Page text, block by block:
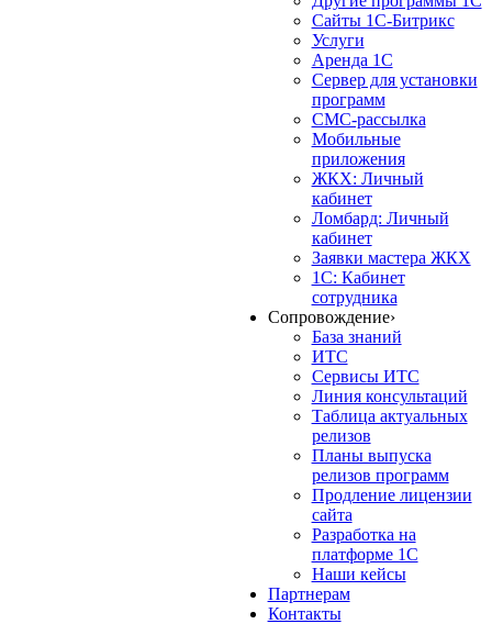
Сайты 1С-Битрикс
Услуги
Аренда 1С
Сервер для установки
программ
СМС-рассылка
Мобильные
приложения
ЖКХ: Личный
кабинет
Ломбард: Личный
кабинет
Заявки мастера ЖКХ
1С: Кабинет
сотрудника
Сопровождение›
База знаний
ИТС
Сервисы ИТС
Линия консультаций
Таблица актуальных
релизов
Планы выпуска
релизов программ
Продление лицензии
сайта
Разработка на
платформе 1С
Наши кейсы
Партнерам
Контакты